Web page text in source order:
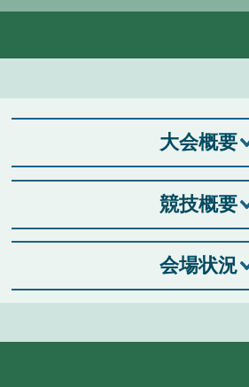
大会概要
競技概要
会場状況